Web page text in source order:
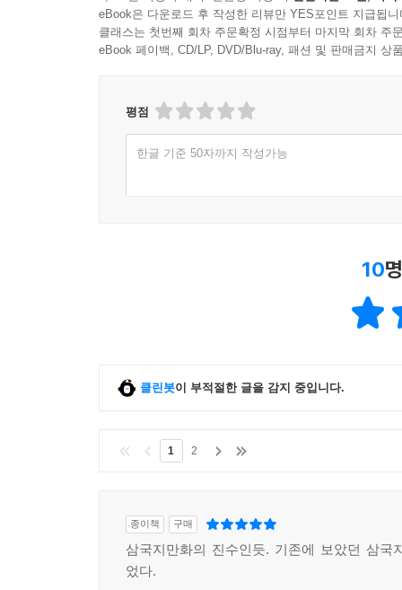
eBook은 다운로드 후 작성한 리뷰만 YES포인트 지급됩니
클래스는 첫번째 회차 주문확정 시점부터 마지막 회차 주
eBook 페이백, CD/LP, DVD/Blu-ray, 패션 및 판매금지 상
평점
한글 기준 50자까지 작성가능
10
클린봇이 부적절한 글을 감지 중입니다.
1 2
종이책 구매
삼국지만화의 진수인듯. 기존에 보았던 삼국
었다.